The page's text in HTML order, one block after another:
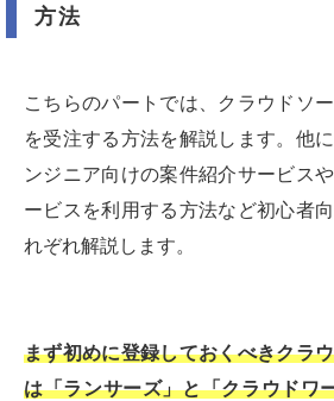
方法
こちらのパートでは、クラウドソ
を受注する方法を解説します。他
ンジニア向けの案件紹介サービス
ービスを利用する方法など初心者
れぞれ解説します。
まず初めに登録しておくべきクラ
は「ランサーズ」と「クラウドワ